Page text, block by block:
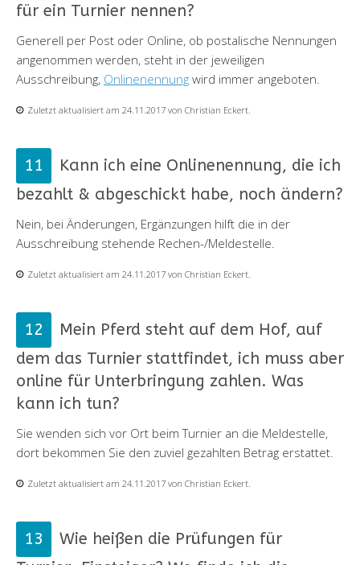
für ein Turnier nennen?
Generell per Post oder Online, ob postalische Nennungen
angenommen werden, steht in der jeweiligen
Ausschreibung, Onlinenennung wird immer angeboten.
Zuletzt aktualisiert am 24.11.2017 von Christian Eckert.
Kann ich eine Onlinenennung, die ich
bezahlt & abgeschickt habe, noch ändern?
Nein, bei Änderungen, Ergänzungen hilft die in der
Ausschreibung stehende Rechen-/Meldestelle.
Zuletzt aktualisiert am 24.11.2017 von Christian Eckert.
Mein Pferd steht auf dem Hof, auf
dem das Turnier stattfindet, ich muss aber
online für Unterbringung zahlen. Was
kann ich tun?
Sie wenden sich vor Ort beim Turnier an die Meldestelle,
dort bekommen Sie den zuviel gezahlten Betrag erstattet.
Zuletzt aktualisiert am 24.11.2017 von Christian Eckert.
Wie heißen die Prüfungen für